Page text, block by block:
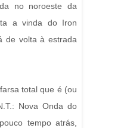
no noroeste da
a vinda do Iron
de volta à estrada
total que é (ou
Nova Onda do
tempo atrás,